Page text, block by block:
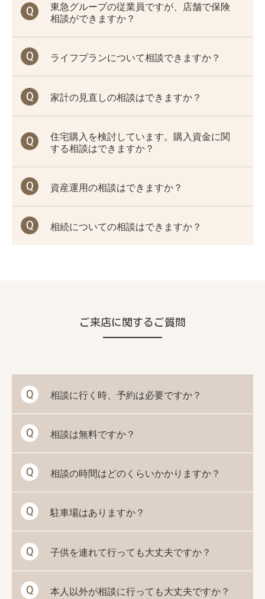
東急グループの従業員ですが、店舗で保険
相談ができますか？
ライフプランについて相談できますか？
家計の見直しの相談はできますか？
住宅購入を検討しています。購入資金に関
する相談はできますか？
資産運用の相談はできますか？
相続についての相談はできますか？
ご来店に関するご質問
相談に行く時、予約は必要ですか？
相談は無料ですか？
相談の時間はどのくらいかかりますか？
駐車場はありますか？
子供を連れて行っても大丈夫ですか？
本人以外が相談に行っても大丈夫ですか？